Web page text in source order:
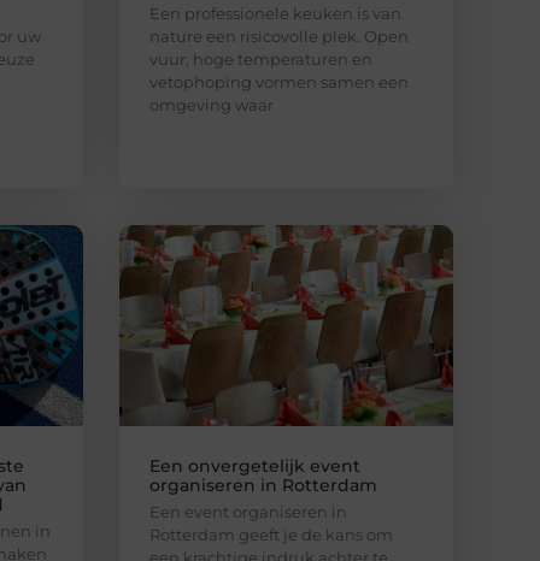
uw
Een professionele keuken is van
nature een risicovolle plek. Open
vuur, hoge temperaturen en
vetophoping vormen samen een
omgeving waar
in
Een onvergetelijk event
organiseren in Rotterdam
Een event organiseren in
Rotterdam geeft je de kans om
een krachtige indruk achter te